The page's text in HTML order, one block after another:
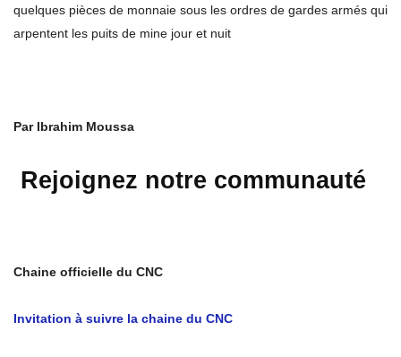
quelques pièces de monnaie sous les ordres de gardes armés qui
arpentent les puits de mine jour et nuit
Par Ibrahim Moussa
Rejoignez notre communauté
Chaine officielle du CNC
Invitation à suivre la chaine du CNC